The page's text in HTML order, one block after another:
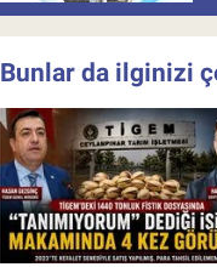
Bunlar da ilginizi